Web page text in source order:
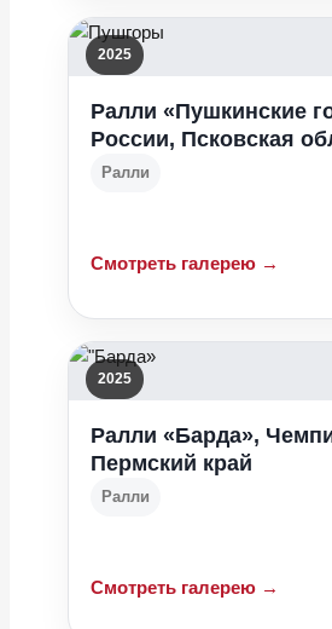
2025
Ралли «Пушкинские
России, Псковская
Ралли
Смотреть галерею →
2025
Ралли «Барда»,
Пермский край
Ралли
Смотреть галерею →